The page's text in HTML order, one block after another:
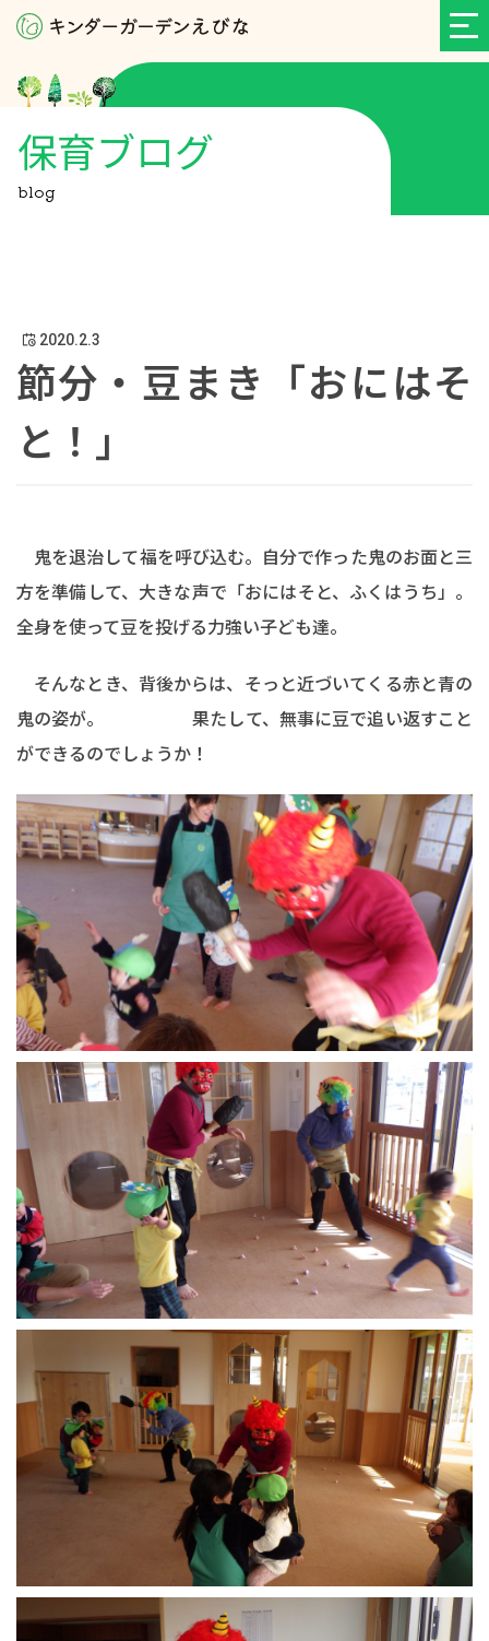
保育ブログ
blog
2020.2.3
節分・豆まき「おにはそ
と！」
鬼を退治して福を呼び込む。自分で作った鬼のお面と三
方を準備して、大きな声で「おにはそと、ふくはうち」。
全身を使って豆を投げる力強い子ども達。
そんなとき、背後からは、そっと近づいてくる赤と青の
鬼の姿が。 果たして、無事に豆で追い返すこと
ができるのでしょうか！